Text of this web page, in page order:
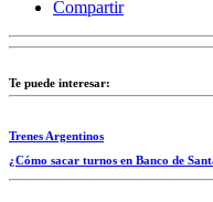
Compartir
Te puede interesar:
Trenes Argentinos
¿Cómo sacar turnos en Banco de